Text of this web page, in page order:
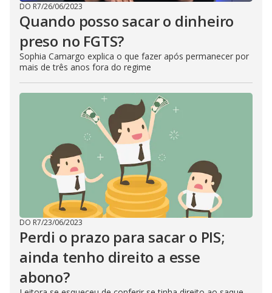
DO R7/26/06/2023
Quando posso sacar o dinheiro
preso no FGTS?
Sophia Camargo explica o que fazer após permanecer por
mais de três anos fora do regime
DO R7/23/06/2023
Perdi o prazo para sacar o PIS;
ainda tenho direito a esse
abono?